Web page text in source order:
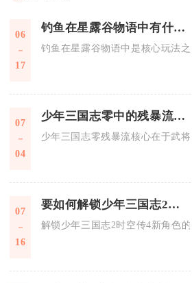
06
17
钓鱼在星露谷物语中有什么用途
钓鱼在星露谷物语中是核心玩法
07
04
少年三国志零中的残暴流有哪些技巧和策略
少年三国志零残暴流核心在于武
07
16
要如何解锁少年三国志2时空传4的新角色
解锁少年三国志2时空传4新角色